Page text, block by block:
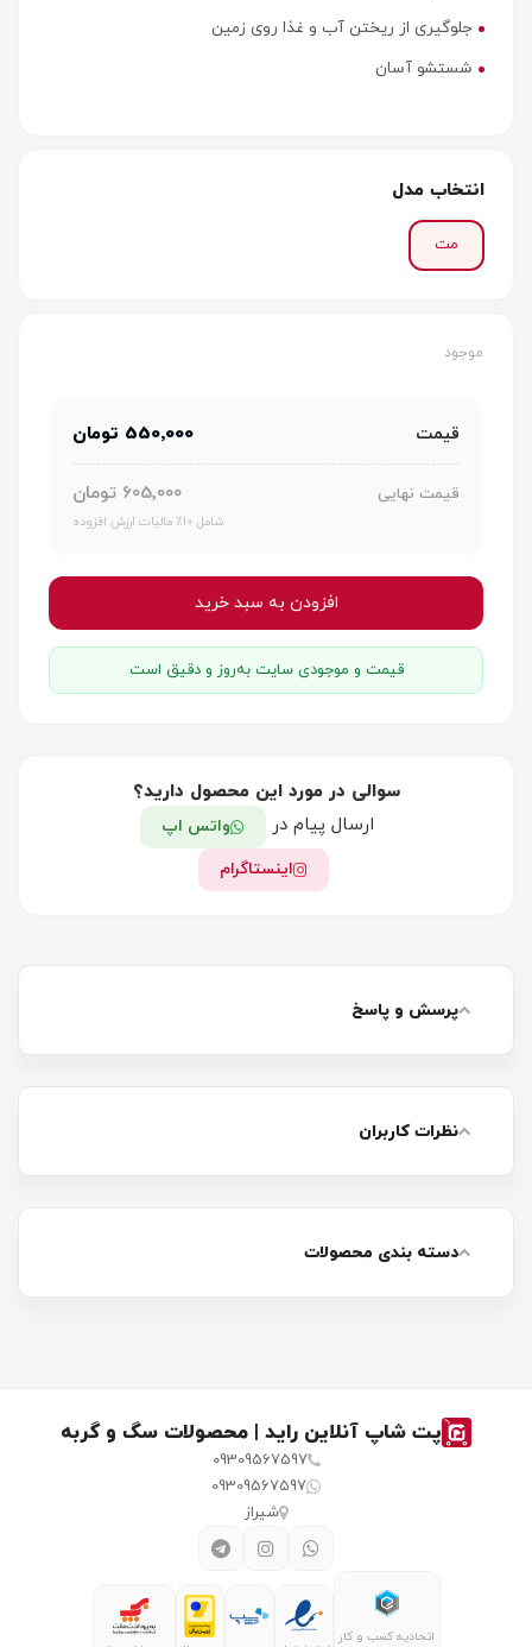
جلوگیری از ریختن آب و غذا روی زمین
شستشو آسان
انتخاب مدل
مت
موجود
قیمت 550٬000 تومان
قیمت نهایی 605٬000 تومان
شامل 10٪ مالیات ارزش افزوده
افزودن به سبد خرید
قیمت و موجودی سایت به‌روز و دقیق است
سوالی در مورد این محصول دارید؟
ارسال پیام در
واتس اپ
اینستاگرام
پرسش و پاسخ
نظرات کاربران
دسته بندی محصولات
پت شاپ آنلاین راید | محصولات سگ و گربه
09309567597
09309567597
شیراز
اتحادیه کسب و کار